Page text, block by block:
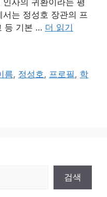
는 정성호 장관의 프
등 기본 … 더 읽기
름, 정성호 , 프로필 , 학
검색